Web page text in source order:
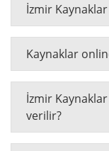
İzmir Kaynaklar
Kaynaklar
İzmir
verilir?